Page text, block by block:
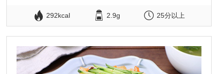
292kcal 2.9g 25分以上